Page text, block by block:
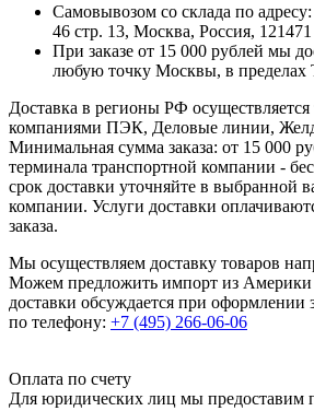
Самовывозом со склада по
46 стр. 13, Москва, Россия, 121471
При заказе от 15 000 рублей мы
любую точку Москвы, в
Доставка в регионы РФ
компаниями ПЭК, Деловые линии,
Минимальная сумма заказа: от 15 000
терминала транспортной компании -
срок доставки уточняйте в выбранной
компании. Услуги доставки
заказа.
Мы осуществляем доставку товаров
Можем предложить импорт из Америки
доставки обсуждается при оформлении
по телефону: +7 (495) 266-06-06
Оплата по счету
Для юридических лиц мы предоставим